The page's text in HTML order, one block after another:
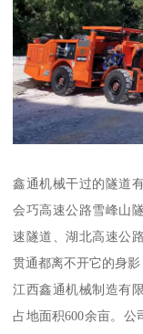
鑫通机械干过的隧道
会巧高速公路雪峰山
速隧道、湖北高速公
贯通都离不开它的身影
江西鑫通机械制造有
占地面积600余亩。公